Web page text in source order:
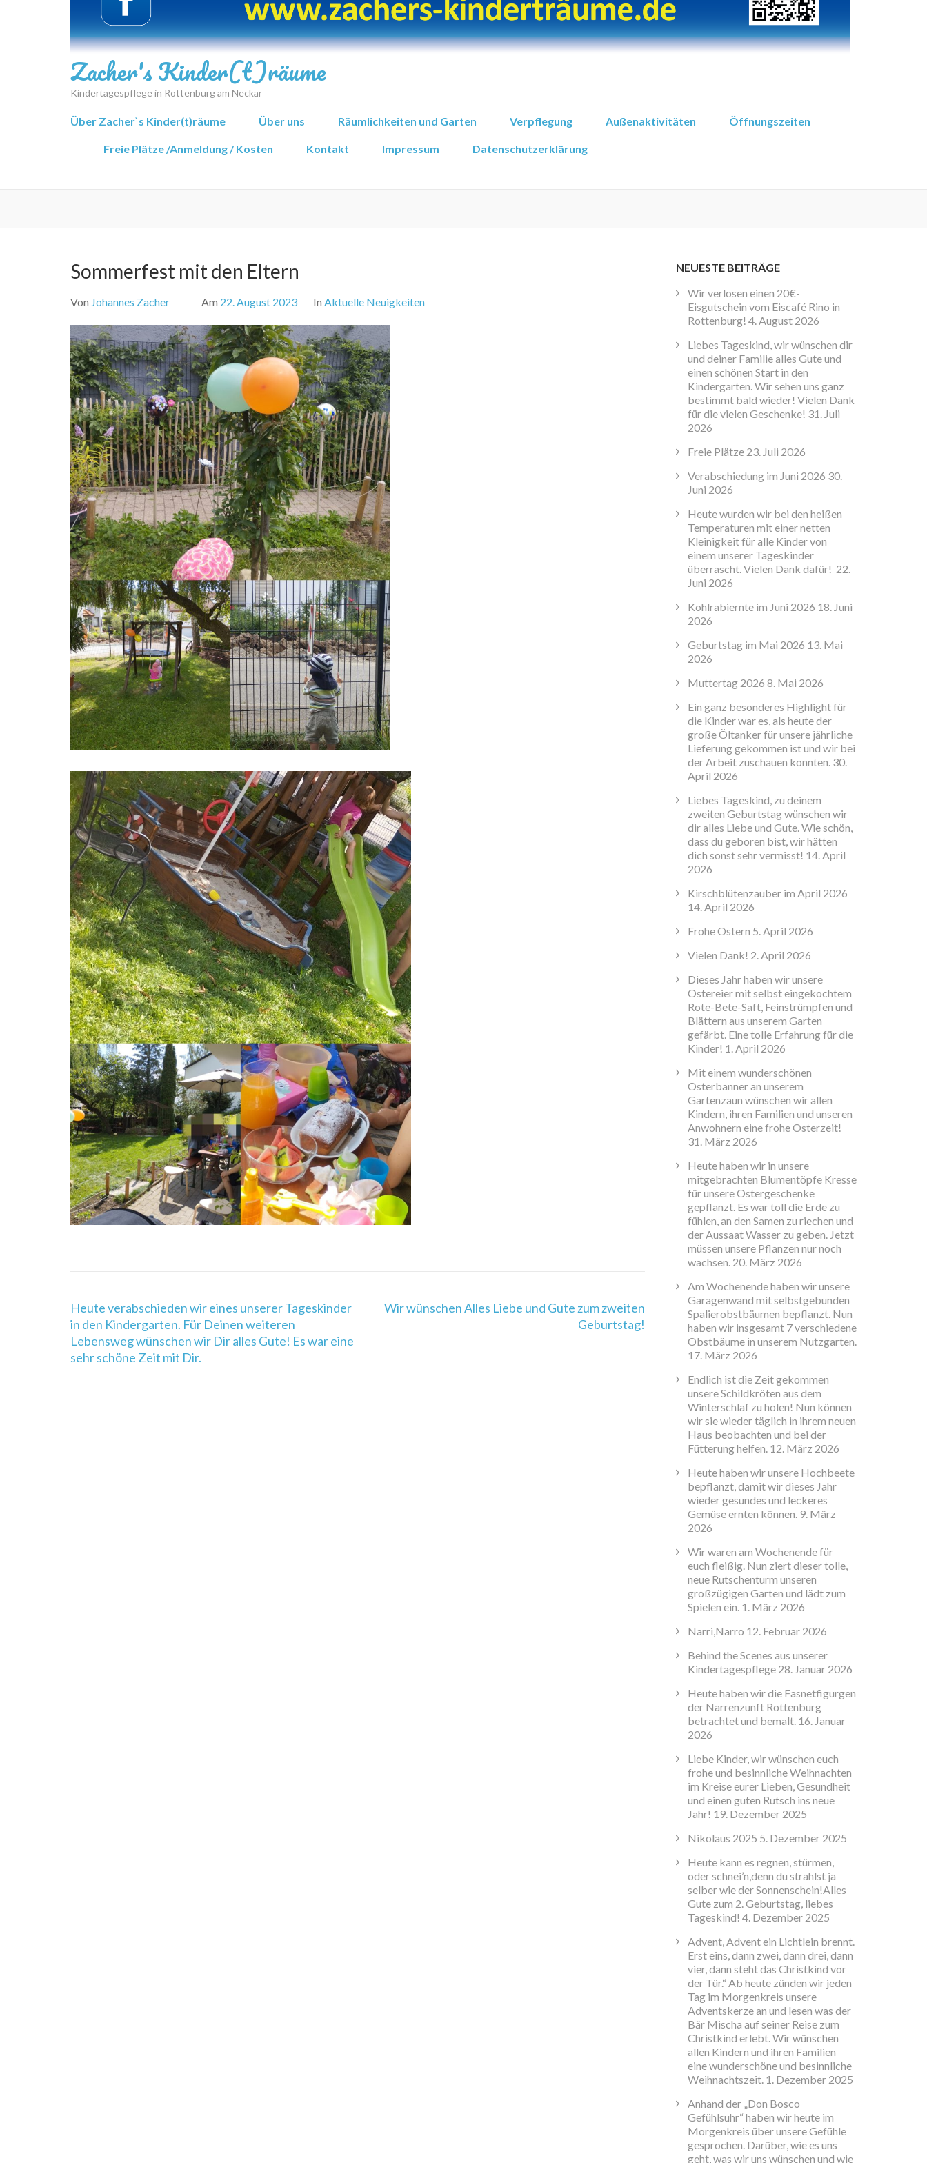
Zacher's Kinder(t)räume
Kindertagespflege in Rottenburg am Neckar
Über Zacher`s Kinder(t)räume Über uns Räumlichkeiten und Garten Verpflegung Außenaktivitäten Öffnungszeiten
Freie Plätze /Anmeldung / Kosten Kontakt Impressum Datenschutzerklärung
Sommerfest mit den Eltern
Von Johannes Zacher Am 22. August 2023 In Aktuelle Neuigkeiten
Beitragsnavigation
Heute verabschieden wir eines unserer Tageskinder
in den Kindergarten. Für Deinen weiteren
Lebensweg wünschen wir Dir alles Gute! Es war eine
sehr schöne Zeit mit Dir.
Wir wünschen Alles Liebe und Gute zum zweiten
Geburtstag!
NEUESTE BEITRÄGE
Wir verlosen einen 20€-
Eisgutschein vom Eiscafé Rino in
Rottenburg! 4. August 2026
Liebes Tageskind, wir wünschen dir
und deiner Familie alles Gute und
einen schönen Start in den
Kindergarten. Wir sehen uns ganz
bestimmt bald wieder! Vielen Dank
für die vielen Geschenke! 31. Juli
2026
Freie Plätze 23. Juli 2026
Verabschiedung im Juni 2026 30.
Juni 2026
Heute wurden wir bei den heißen
Temperaturen mit einer netten
Kleinigkeit für alle Kinder von
einem unserer Tageskinder
überrascht. Vielen Dank dafür! 22.
Juni 2026
Kohlrabiernte im Juni 2026 18. Juni
2026
Geburtstag im Mai 2026 13. Mai
2026
Muttertag 2026 8. Mai 2026
Ein ganz besonderes Highlight für
die Kinder war es, als heute der
große Öltanker für unsere jährliche
Lieferung gekommen ist und wir bei
der Arbeit zuschauen konnten. 30.
April 2026
Liebes Tageskind, zu deinem
zweiten Geburtstag wünschen wir
dir alles Liebe und Gute. Wie schön,
dass du geboren bist, wir hätten
dich sonst sehr vermisst! 14. April
2026
Kirschblütenzauber im April 2026
14. April 2026
Frohe Ostern 5. April 2026
Vielen Dank! 2. April 2026
Dieses Jahr haben wir unsere
Ostereier mit selbst eingekochtem
Rote-Bete-Saft, Feinstrümpfen und
Blättern aus unserem Garten
gefärbt. Eine tolle Erfahrung für die
Kinder! 1. April 2026
Mit einem wunderschönen
Osterbanner an unserem
Gartenzaun wünschen wir allen
Kindern, ihren Familien und unseren
Anwohnern eine frohe Osterzeit!
31. März 2026
Heute haben wir in unsere
mitgebrachten Blumentöpfe Kresse
für unsere Ostergeschenke
gepflanzt. Es war toll die Erde zu
fühlen, an den Samen zu riechen und
der Aussaat Wasser zu geben. Jetzt
müssen unsere Pflanzen nur noch
wachsen. 20. März 2026
Am Wochenende haben wir unsere
Garagenwand mit selbstgebunden
Spalierobstbäumen bepflanzt. Nun
haben wir insgesamt 7 verschiedene
Obstbäume in unserem Nutzgarten.
17. März 2026
Endlich ist die Zeit gekommen
unsere Schildkröten aus dem
Winterschlaf zu holen! Nun können
wir sie wieder täglich in ihrem neuen
Haus beobachten und bei der
Fütterung helfen. 12. März 2026
Heute haben wir unsere Hochbeete
bepflanzt, damit wir dieses Jahr
wieder gesundes und leckeres
Gemüse ernten können. 9. März
2026
Wir waren am Wochenende für
euch fleißig. Nun ziert dieser tolle,
neue Rutschenturm unseren
großzügigen Garten und lädt zum
Spielen ein. 1. März 2026
Narri,Narro 12. Februar 2026
Behind the Scenes aus unserer
Kindertagespflege 28. Januar 2026
Heute haben wir die Fasnetfigurgen
der Narrenzunft Rottenburg
betrachtet und bemalt. 16. Januar
2026
Liebe Kinder, wir wünschen euch
frohe und besinnliche Weihnachten
im Kreise eurer Lieben, Gesundheit
und einen guten Rutsch ins neue
Jahr! 19. Dezember 2025
Nikolaus 2025 5. Dezember 2025
Heute kann es regnen, stürmen,
oder schnei’n,denn du strahlst ja
selber wie der Sonnenschein!Alles
Gute zum 2. Geburtstag, liebes
Tageskind! 4. Dezember 2025
Advent, Advent ein Lichtlein brennt.
Erst eins, dann zwei, dann drei, dann
vier, dann steht das Christkind vor
der Tür.“ Ab heute zünden wir jeden
Tag im Morgenkreis unsere
Adventskerze an und lesen was der
Bär Mischa auf seiner Reise zum
Christkind erlebt. Wir wünschen
allen Kindern und ihren Familien
eine wunderschöne und besinnliche
Weihnachtszeit. 1. Dezember 2025
Anhand der „Don Bosco
Gefühlsuhr“ haben wir heute im
Morgenkreis über unsere Gefühle
gesprochen. Darüber, wie es uns
geht, was wir uns wünschen und wie